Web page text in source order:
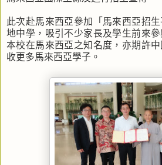
此次赴馬來西亞參加「馬來西亞招
地中學，吸引不少家長及學生前來
本校在馬來西亞之知名度，亦期許
收更多馬來西亞學子。